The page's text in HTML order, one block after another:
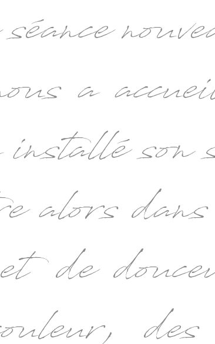
a
son
alors dans
et de